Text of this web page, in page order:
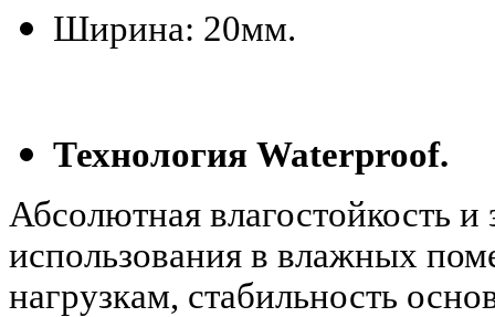
Ширина: 20мм.
Технология Waterproof.
Абсолютная влагостойкость
использования в влажных
нагрузкам, стабильность